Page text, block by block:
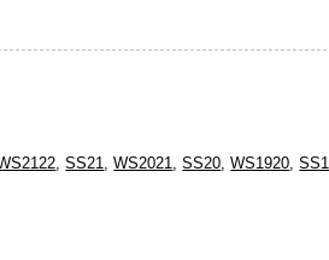
,SS21,WS2021,SS20,WS1920,